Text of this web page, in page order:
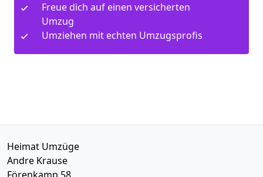
Freue dich auf einen versicherten
Umzug
Umziehen mit echten Umzugsprofis
Heimat Umzüge
Andre Krause